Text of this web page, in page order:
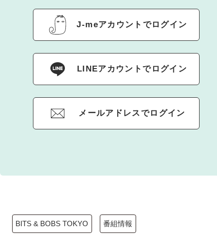
J-meアカウントでログイン
LINEアカウントでログイン
メールアドレスでログイン
BITS & BOBS TOKYO 番組情報